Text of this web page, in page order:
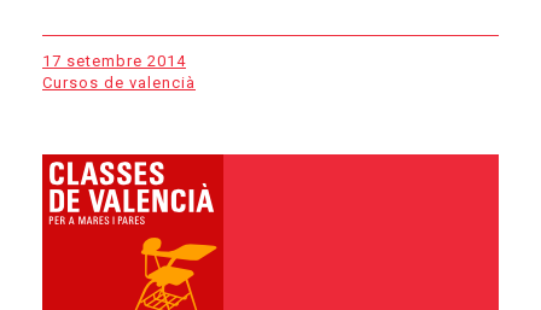
17 setembre 2014
Cursos de valencià